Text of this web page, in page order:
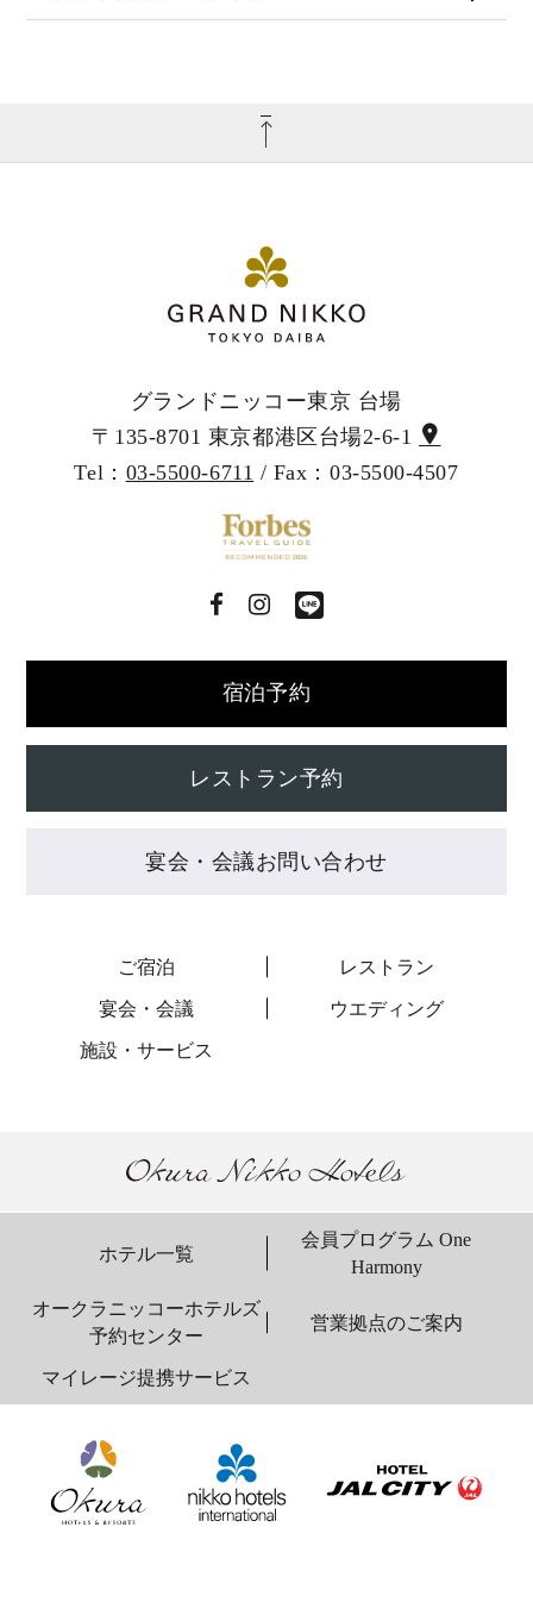
グランドニッコー東京 台場
〒135-8701 東京都港区台場2-6-1
Tel： 03-5500-6711 / Fax：03-5500-4507
宿泊予約
レストラン予約
宴会・会議お問い合わせ
ご宿泊 レストラン
宴会・会議 ウエディング
施設・サービス
ホテル一覧
会員プログラム One
Harmony
オークラニッコーホテルズ
予約センター
営業拠点のご案内
マイレージ提携サービス